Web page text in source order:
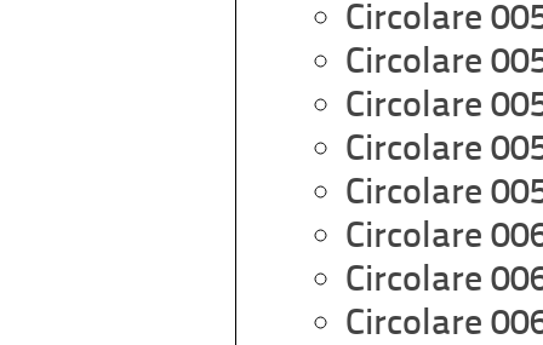
Circolare
Circolare
Circolare
Circolare
Circolare
Circolare
Circolare
Circolare